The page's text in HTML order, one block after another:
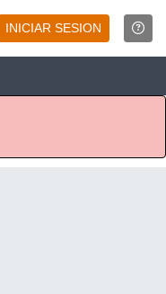
INICIAR SESION